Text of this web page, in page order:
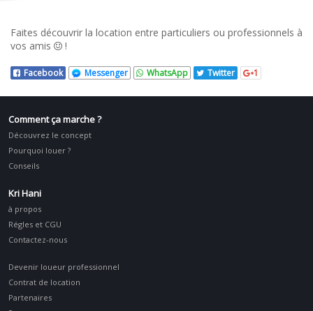
Faites découvrir la location entre particuliers ou professionnels à
vos amis
!
Facebook Messenger WhatsApp Twitter 1
Comment ça marche ?
Découvrez le concept
Pourquoi louer ?
Conseils
Kri Hani
à propos
Régles et CGU
Contactez-nous
Devenir loueur professionnel
Contrat de location
Partenaires